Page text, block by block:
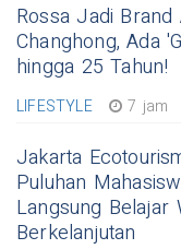
Rossa Jadi
Changhong, Ada
hingga 25 Tahun!
LIFESTYLE 7 jam
Jakarta
Puluhan
Langsung Belajar
Berkelanjutan